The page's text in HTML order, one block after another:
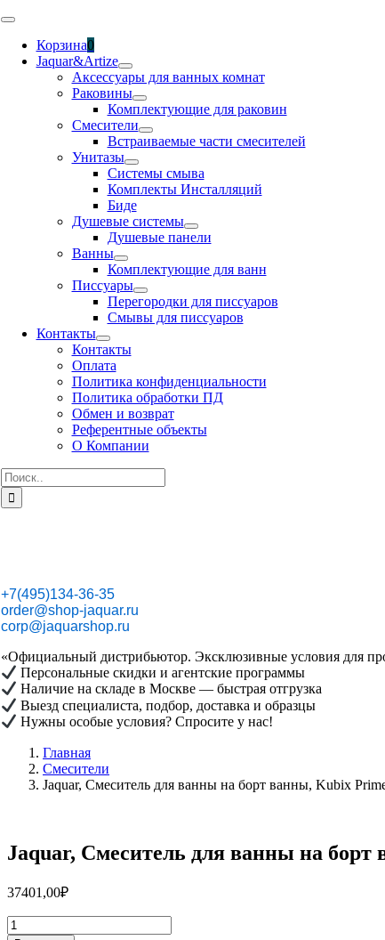
Skip
content
Toggle
NavigationКорзина0
Jaquar&Artize
Аксессуары для ванных комнат
Раковины
Комплектующие для раковин
Смесители
Встраиваемые части смесителей
Унитазы
Системы смыва
Комплекты Инсталляций
Биде
Душевые системы
Душевые панели
Ванны
Комплектующие для ванн
Писсуары
Перегородки для писсуаров
Смывы для писсуаров
Контакты
Контакты
Оплата
Политика конфиденциальности
Политика обработки ПД
Обмен и возврат
Референтные объекты
О Компании
Результат
поиска:
+7(495)134-36-35
order@shop-jaquar.ru
corp@jaquarshop.ru
«Официальный дистрибьютор. Эксклюзивные условия для
Персональные скидки и агентские программы
Наличие на складе в Москве — быстрая отгрузка
Выезд специалиста, подбор, доставка и образцы
Нужны особые условия? Спросите у нас!
Главная
Смесители
Jaquar, Смеситель для ванны на борт ванны, Kubix
Jaquar, Смеситель для ванны на
37401,00₽
Количество